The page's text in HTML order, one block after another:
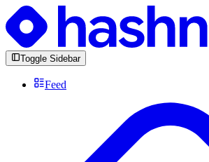
Toggle Sidebar
Feed